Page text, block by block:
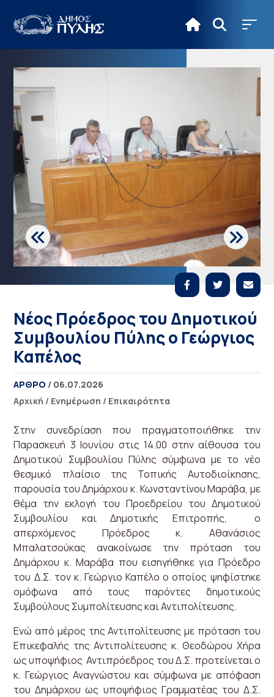
Νέος Πρόεδρος του Δημοτικού
Συμβουλίου Πύλης ο Γεώργιος
Καπέλος
ΑΡΘΡΟ / 06.07.2026
Αρχική / Ενημέρωση / Επικαιρότητα
Στην συνεδρίαση που πραγματοποιήθηκε την
Παρασκευή 3 Ιουνίου στις 14.00 στην αίθουσα του
Δημοτικού Συμβουλίου Πύλης σύμφωνα με το νέο
θεσμικό πλαίσιο της Τοπικής Αυτοδιοίκησης,
παρουσία του Δημάρχου κ. Κωνσταντίνου Μαράβα, με
θέμα την εκλογή του Προεδρείου του Δημοτικού
Συμβουλίου και Δημοτικής Επιτροπής, ο
απερχόμενος Πρόεδρος κ. Αθανάσιος
Μπαλατσούκας ανακοίνωσε την πρόταση του
Δημάρχου κ. Μαράβα που εισηγήθηκε για Πρόεδρο
του Δ.Σ. τον κ. Γεώργιο Καπέλο ο οποίος ψηφίστηκε
ομόφωνα από τους παρόντες δημοτικούς
Συμβούλους Συμπολίτευσης και Αντιπολίτευσης.
Ενώ από μέρος της Αντιπολίτευσης με πρόταση του
Επικεφαλής της Αντιπολίτευσης κ. Θεοδώρου Χήρα
ως υποψήφιος Αντιπρόεδρος του Δ.Σ. προτείνεται ο
κ. Γεώργιος Αναγνώστου και σύμφωνα με απόφαση
του Δημάρχου ως υποψήφιος Γραμματέας του Δ.Σ.